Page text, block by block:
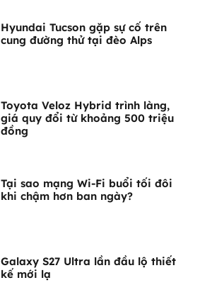
Hyundai Tucson gặp sự cố trên
cung đường thử tại đèo Alps
Toyota Veloz Hybrid trình làng,
giá quy đổi từ khoảng 500 triệu
đồng
Tại sao mạng Wi-Fi buổi tối đôi
khi chậm hơn ban ngày?
Galaxy S27 Ultra lần đầu lộ thiết
kế mới lạ